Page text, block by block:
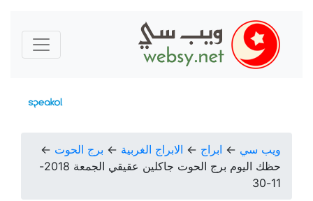
ويب سي ← ابراج ← الابراج الغربية ← برج الحوت ←
حظك اليوم برج الحوت جاكلين عقيقي الجمعة 2018-
11-30